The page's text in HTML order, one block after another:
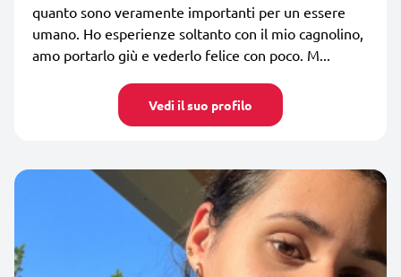
quanto sono veramente importanti per un essere
umano. Ho esperienze soltanto con il mio cagnolino,
amo portarlo giù e vederlo felice con poco. M...
Vedi il suo profilo